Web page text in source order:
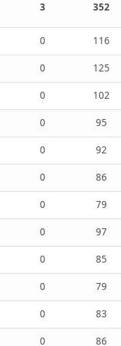
3 352
0
116
0
125
0
102
0
95
0
92
0
86
0
79
0
97
0
85
0
79
0
83
0
86